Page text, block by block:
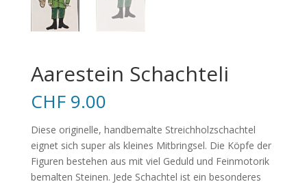
Aarestein Schachteli
CHF9.00
Diese originelle, handbemalte Streichholzschachtel
eignet sich super als kleines Mitbringsel. Die Köpfe der
Figuren bestehen aus mit viel Geduld und Feinmotorik
bemalten Steinen. Jede Schachtel ist ein besonderes